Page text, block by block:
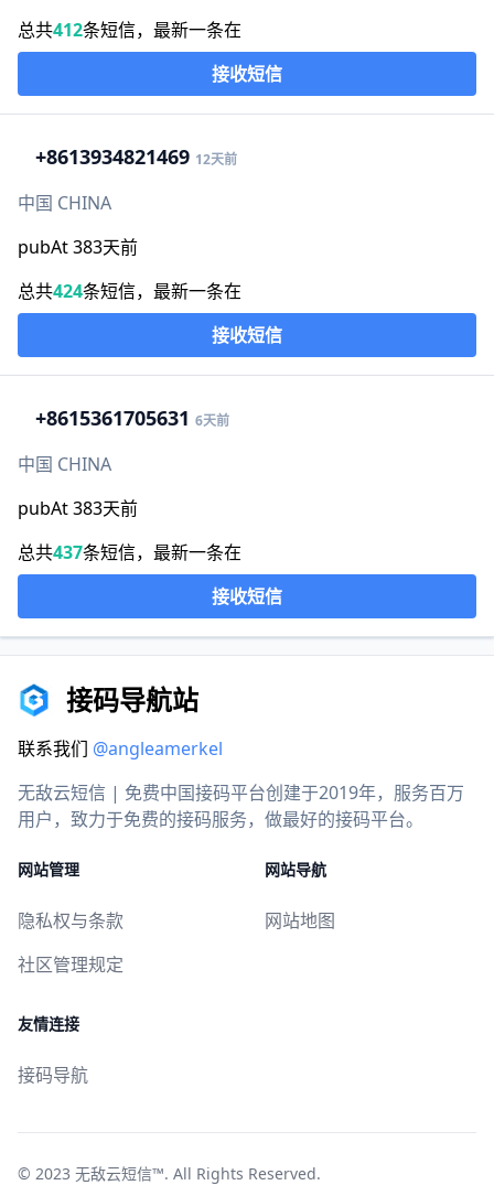
总共412条短信，最新一条在
接收短信
+8613934821469 12天前
中国 CHINA
pubAt 383天前
总共424条短信，最新一条在
接收短信
+8615361705631 6天前
中国 CHINA
pubAt 383天前
总共437条短信，最新一条在
接收短信
接码导航站
联系我们 @angleamerkel
无敌云短信 | 免费中国接码平台创建于2019年，服务百万
用户，致力于免费的接码服务，做最好的接码平台。
网站管理
隐私权与条款
社区管理规定
网站导航
网站地图
友情连接
接码导航
© 2023 无敌云短信™. All Rights Reserved.